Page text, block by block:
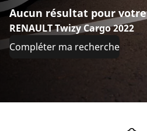
Aucun résultat pour votre
RENAULT Twizy Cargo 2022
Compléter ma recherche